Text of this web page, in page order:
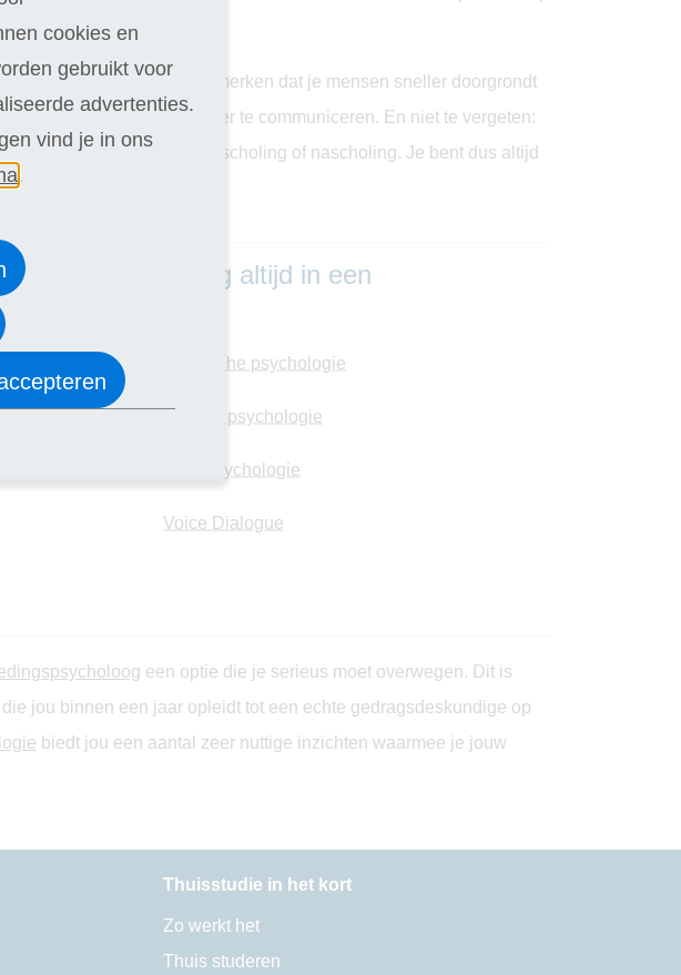
hebt afgerond dan zal je merken dat je mensen sneller doorgrondt
bent in staat om effectiever te communiceren. En niet te vergeten:
erkend als bijscholing of nascholing. Je bent dus altijd
ontwikkeling altijd in een
Praktische psychologie
Sociale psychologie
Sportpsychologie
Voice Dialogue
een optie die je serieus moet overwegen. Dit is
jou binnen een jaar opleidt tot een echte gedragsdeskundige op
biedt jou een aantal zeer nuttige inzichten waarmee je jouw
Thuisstudie in het kort
Zo werkt het
Thuis studeren
cookies en
gebruikt voor
advertenties.
vind je in ons
.